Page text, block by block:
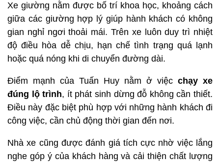
Xe giường nằm được bố trí khoa học, khoảng cách
giữa các giường hợp lý giúp hành khách có không
gian nghỉ ngơi thoải mái. Trên xe luôn duy trì nhiệt
độ điều hòa dễ chịu, hạn chế tình trạng quá lạnh
hoặc quá nóng khi di chuyển đường dài.
Điểm mạnh của Tuấn Huy nằm ở việc chạy xe
đúng lộ trình, ít phát sinh dừng đỗ không cần thiết.
Điều này đặc biệt phù hợp với những hành khách đi
công việc, cần chủ động thời gian đến nơi.
Nhà xe cũng được đánh giá tích cực nhờ việc lắng
nghe góp ý của khách hàng và cải thiện chất lượng